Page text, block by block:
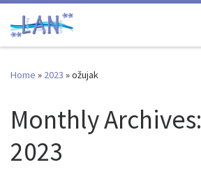
Skip to content
Home » 2023 »ožujak
Monthly Archives:
2023